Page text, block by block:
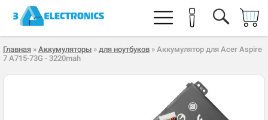
Главная » Аккумуляторы » для ноутбуков » Аккумулятор для Acer Aspire
7 A715-73G - 3220mah